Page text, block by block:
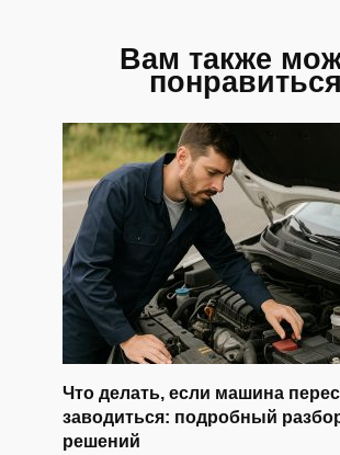
Вам также
понравиться
Что делать, если машина
заводиться: подробный
решений